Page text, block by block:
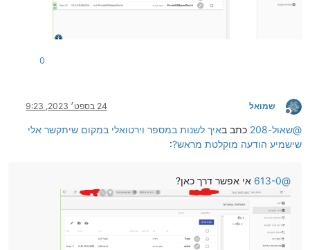
0
מנותק
שמואל 24 בספט׳ 2023, 9:23
@שאול-208 כתב באיך לשנות במספר וירטואלי במקום שיתקשר אלי
שישמיע הודעה מוקלטת מראש?:
@
613-0 אי אפשר דרך כאן?